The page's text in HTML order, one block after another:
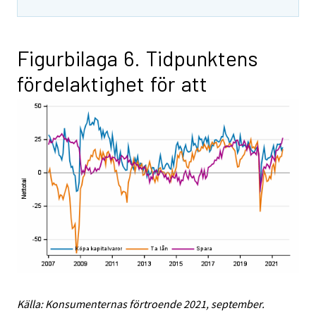
Figurbilaga 6. Tidpunktens
fördelaktighet för att
Källa: Konsumenternas förtroende 2021, september.